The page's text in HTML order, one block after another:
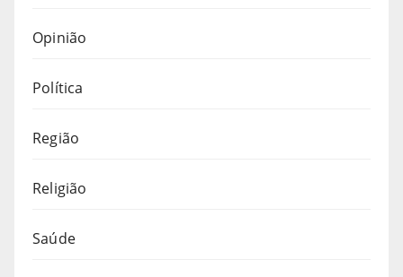
Opinião
Política
Região
Religião
Saúde